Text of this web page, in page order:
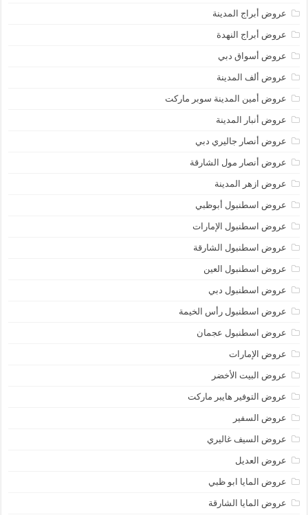
عروض أبراج المدينة
عروض أبراج النهدة
عروض أسواق دبي
عروض ألف المدينة
عروض أمين المدينة سوبر ماركت
عروض أنبار المدينة
عروض أنصار جاليري دبي
عروض أنصار مول الشارقة
عروض ازهر المدينة
عروض اسطنبول أبوظبي
عروض اسطنبول الإمارات
عروض اسطنبول الشارقة
عروض اسطنبول العين
عروض اسطنبول دبي
عروض اسطنبول رأس الخيمة
عروض اسطنبول عجمان
عروض الإمارات
عروض البيت الأخضر
عروض التوفير هايبر ماركت
عروض السفير
عروض السيف غاليري
عروض العديل
عروض المايا ابو ظبي
عروض المايا الشارقة